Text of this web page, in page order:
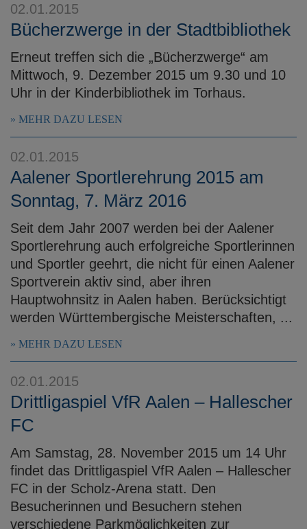
02.01.2015
Bücherzwerge in der Stadtbibliothek
Erneut treffen sich die „Bücherzwerge“ am
Mittwoch, 9. Dezember 2015 um 9.30 und 10
Uhr in der Kinderbibliothek im Torhaus.
MEHR DAZU LESEN
02.01.2015
Aalener Sportlerehrung 2015 am
Sonntag, 7. März 2016
Seit dem Jahr 2007 werden bei der Aalener
Sportlerehrung auch erfolgreiche Sportlerinnen
und Sportler geehrt, die nicht für einen Aalener
Sportverein aktiv sind, aber ihren
Hauptwohnsitz in Aalen haben. Berücksichtigt
werden Württembergische Meisterschaften, ...
MEHR DAZU LESEN
02.01.2015
Drittligaspiel VfR Aalen – Hallescher
FC
Am Samstag, 28. November 2015 um 14 Uhr
findet das Drittligaspiel VfR Aalen – Hallescher
FC in der Scholz-Arena statt. Den
Besucherinnen und Besuchern stehen
verschiedene Parkmöglichkeiten zur